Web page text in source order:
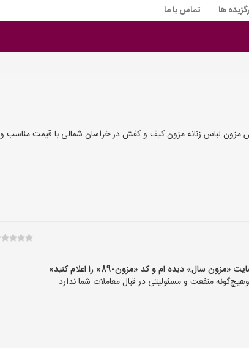
ها تماس با ما
لباس زنانه مزون کیف و کفش در خراسان شمالی با قیمت مناسب
دیده ام و کد «مزون-89» را اعلام کنید»
منفعت و مسئولیتی در قبال معاملات شما ندارد.